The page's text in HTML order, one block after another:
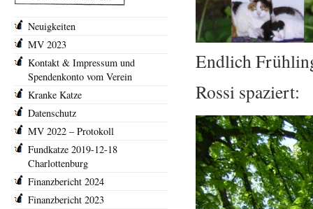
Endlich
Rossi spaziert:
Neuigkeiten
MV 2023
Kontakt & Impressum und
Spendenkonto vom Verein
Kranke Katze
Datenschutz
MV 2022 – Protokoll
Fundkatze 2019-12-18
Charlottenburg
Finanzbericht 2024
Finanzbericht 2023